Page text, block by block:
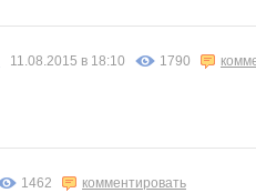
11.08.2015 в 18:10 1790
1462 комментировать